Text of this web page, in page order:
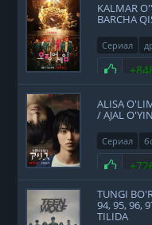
KALMAR
BARCHA
Сериал
ALISA
/ AJAL
Сериал
2020
TUNGI
94, 95, 96,
TILIDA